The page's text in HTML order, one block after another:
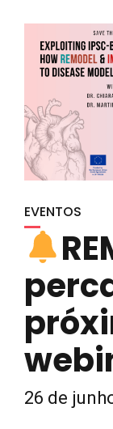
EVENTOS
26 de